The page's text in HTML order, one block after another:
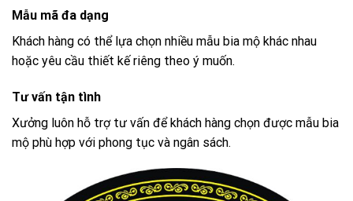
Mẫu mã đa dạng
Khách hàng có thể lựa chọn nhiều mẫu bia mộ khác nhau
hoặc yêu cầu thiết kế riêng theo ý muốn.
Tư vấn tận tình
Xưởng luôn hỗ trợ tư vấn để khách hàng chọn được mẫu bia
mộ phù hợp với phong tục và ngân sách.